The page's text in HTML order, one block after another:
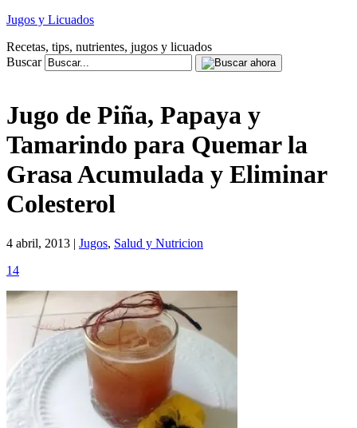
Jugos y Licuados
Recetas, tips, nutrientes, jugos y licuados
Buscar
Jugo de Piña, Papaya y
Tamarindo para Quemar la
Grasa Acumulada y Eliminar
Colesterol
4 abril, 2013 | Jugos, Salud y Nutricion
14